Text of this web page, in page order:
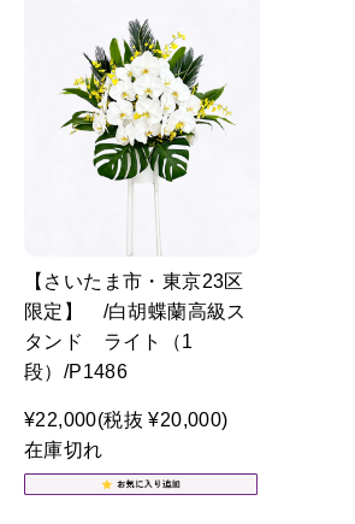
【さいたま市・東京23区
限定】 /白胡蝶蘭高級ス
タンド ライト（1
段）/P1486
¥22,000(税抜 ¥20,000)
在庫切れ